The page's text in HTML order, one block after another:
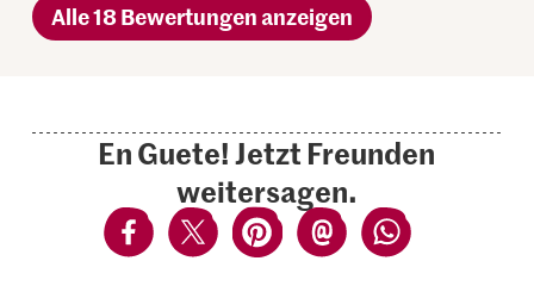
Alle 18 Bewertungen anzeigen
En Guete! Jetzt Freunden
weitersagen.